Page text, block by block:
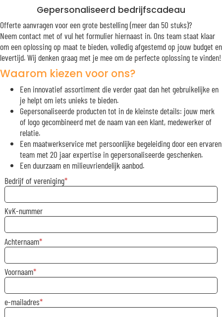
Gepersonaliseerd bedrijfscadeau
Offerte aanvragen voor een grote bestelling (meer dan 50 stuks)?
Neem contact met of vul het formulier hiernaast in. Ons team staat klaar
om een oplossing op maat te bieden, volledig afgestemd op jouw budget en
levertijd. Wij denken graag met je mee om de perfecte oplossing te vinden!
Waarom kiezen voor ons?
Een innovatief assortiment die verder gaat dan het gebruikelijke en
je helpt om iets unieks te bieden.
Gepersonaliseerde producten tot in de kleinste details: jouw merk
of logo gecombineerd met de naam van een klant, medewerker of
relatie.
Een maatwerkservice met persoonlijke begeleiding door een ervaren
team met 20 jaar expertise in gepersonaliseerde geschenken.
Een duurzaam en milieuvriendelijk aanbod.
Bedrijf of vereniging
KvK-nummer
Achternaam
Voornaam
e-mailadres